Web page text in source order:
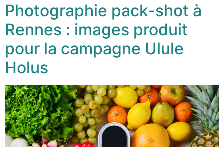
Photographie pack-shot à
Rennes : images produit
pour la campagne Ulule
Holus